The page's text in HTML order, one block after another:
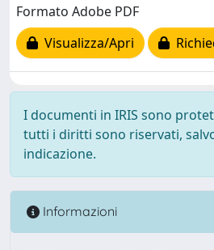
Formato Adobe PDF
Visualizza/Apri
I documenti in IRIS sono
tutti i diritti sono riservati,
indicazione.
Informazioni